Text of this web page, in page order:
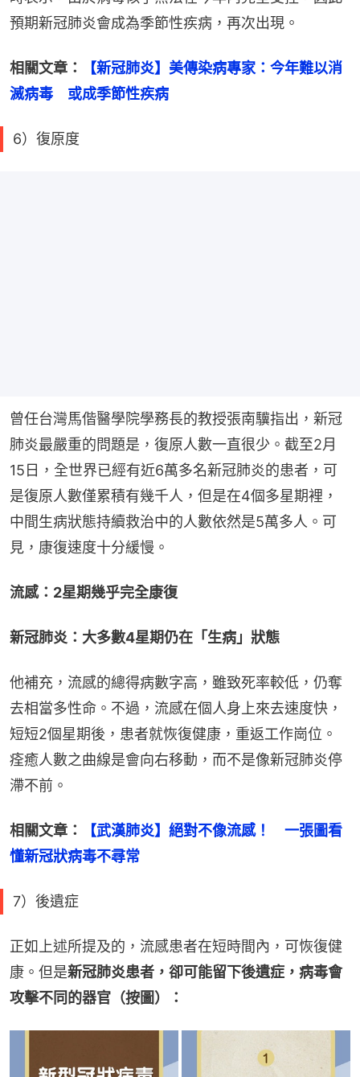
預期新冠肺炎會成為季節性疾病，再次出現。
相關文章：
【新冠肺炎】美傳染病專家：今年難以消
滅病毒　或成季節性疾病
6）復原度
曾任台灣馬偕醫學院學務長的教授張南驥指出，新冠
肺炎最嚴重的問題是，復原人數一直很少。截至2月
15日，全世界已經有近6萬多名新冠肺炎的患者，可
是復原人數僅累積有幾千人，但是在4個多星期裡，
中間生病狀態持續救治中的人數依然是5萬多人。可
見，康復速度十分緩慢。
流感：2星期幾乎完全康復
新冠肺炎：大多數4星期仍在「生病」狀態
他補充，流感的總得病數字高，雖致死率較低，仍奪
去相當多性命。不過，流感在個人身上來去速度快，
短短2個星期後，患者就恢復健康，重返工作崗位。
痊癒人數之曲線是會向右移動，而不是像新冠肺炎停
滯不前。
相關文章：
【武漢肺炎】絕對不像流感！　一張圖看
懂新冠狀病毒不尋常
7）後遺症
正如上述所提及的，流感患者在短時間內，可恢復健
康。但是新冠肺炎患者，卻可能留下後遺症，病毒會
攻擊不同的器官（按圖）：